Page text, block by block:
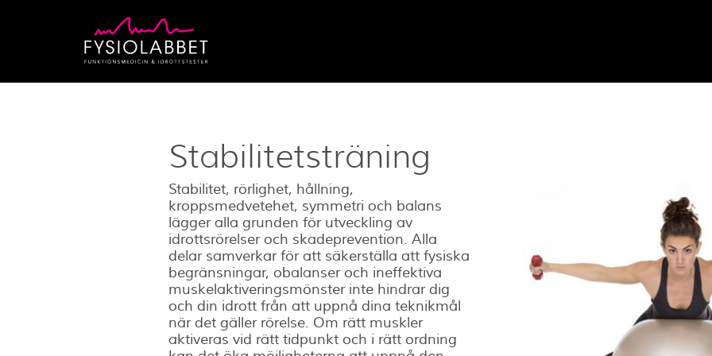
Stabilitetsträning
Stabilitet, rörlighet, hållning,
kroppsmedvetehet, symmetri och balans
lägger alla grunden för utveckling av
idrottsrörelser och skadeprevention. Alla
delar samverkar för att säkerställa att fysiska
begränsningar, obalanser och ineffektiva
muskelaktiveringsmönster inte hindrar dig
och din idrott från att uppnå dina teknikmål
när det gäller rörelse. Om rätt muskler
aktiveras vid rätt tidpunkt och i rätt ordning